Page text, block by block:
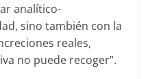
analítico-
sino también con la
reales,
no puede recoger”.